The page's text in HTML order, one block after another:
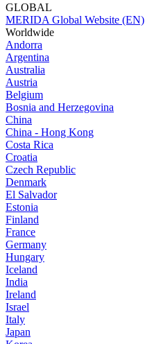
GLOBAL
MERIDA Global Website (EN)
Worldwide
Andorra
Argentina
Australia
Austria
Belgium
Bosnia and Herzegovina
China
China - Hong Kong
Costa Rica
Croatia
Czech Republic
Denmark
El Salvador
Estonia
Finland
France
Germany
Hungary
Iceland
India
Ireland
Israel
Italy
Japan